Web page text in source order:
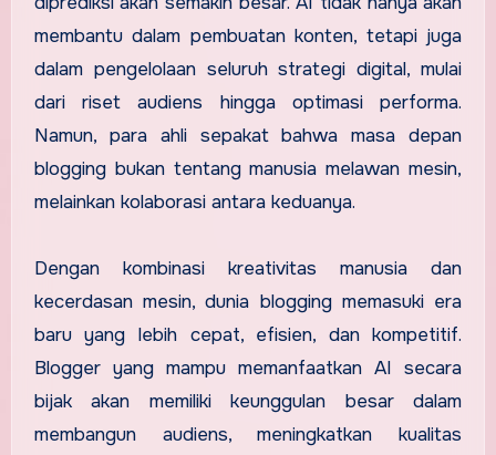
membantu dalam pembuatan konten, tetapi juga
dalam pengelolaan seluruh strategi digital, mulai
dari riset audiens hingga optimasi performa.
Namun, para ahli sepakat bahwa masa depan
blogging bukan tentang manusia melawan mesin,
melainkan kolaborasi antara keduanya.
Dengan kombinasi kreativitas manusia dan
kecerdasan mesin, dunia blogging memasuki era
baru yang lebih cepat, efisien, dan kompetitif.
Blogger yang mampu memanfaatkan AI secara
bijak akan memiliki keunggulan besar dalam
membangun audiens, meningkatkan kualitas